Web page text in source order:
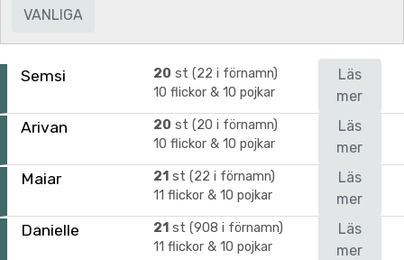
VANLIGA
Semsi 20 st (22 i förnamn)
10 flickor & 10 pojkar
Läs
mer
Arivan 20 st (20 i förnamn)
10 flickor & 10 pojkar
Läs
mer
Maiar 21 st (22 i förnamn)
11 flickor & 10 pojkar
Läs
mer
Danielle 21 st (908 i förnamn)
11 flickor & 10 pojkar
Läs
mer